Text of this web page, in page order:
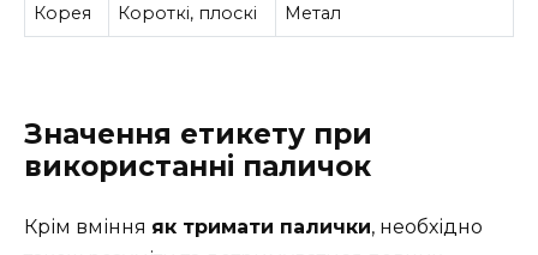
Корея Короткі, плоскі Метал
Значення етикету при
використанні паличок
Крім вміння як тримати палички, необхідно